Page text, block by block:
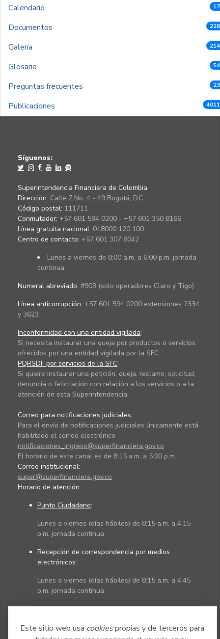
Este sitio web usa cookiespropias y de terceros para
Calendario
Documentos
Galería
Glosario
Preguntas frecuentes
Publicaciones
Síguenos:
Superintendencia Financiera de Colombia
Dirección: Calle 7 No. 4 - 49 Bogotá, D.C.
Código postal: 111711
Conmutador: +57 601 594 0200 - +57 601 350 8166
Línea gratuita nacional: 018000 120 100
Centro de contacto: +57 601 307 8042
Lunes a viernes de 8:00 a.m. a 6:00 p.m. jornada
continua.
Numeral abreviado: #903 (solo operadores Claro y Tigo)
Línea anticorrupción: +57 601 594 0200 extensiones 2334
y 3623
Inconformidad con una entidad vigilada:
Si necesita instaurar una queja por productos o servicios
ofrecidos por una entidad vigilada por la SFC.
PQRSDF por servicios de la SFC:
Si quiere instaurar una petición, queja, reclamo, solicitud,
denuncia o felicitación con relación a los servicios o a la
atención de esta Superintendencia.
Correo para notificaciones judiciales:
Para el envío de notificaciones judiciales únicamente está
habilitado el correo electrónico
notificaciones_ingreso@superfinanciera.gov.co
El horario de este canal es de 8:15 a.m. a 5:00 p.m.
Correo institucional:
super@superfinanciera.gov.co
Horario de atención
Punto Ciudadano:
Lunes a viernes (días hábiles) de 8:15 a.m. a 4:15
p.m. jornada continua
Recepción de correspondencia por medios
electrónicos:
Lunes a viernes (días hábiles) de 8:15 a.m. a 4:45
p.m. jornada continua